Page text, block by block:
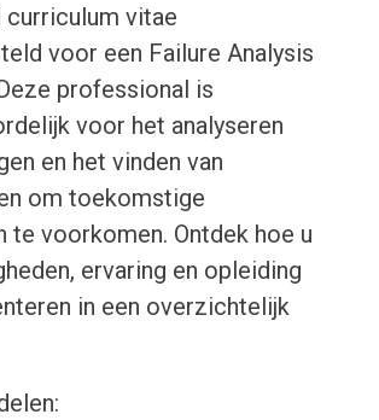
vitae
voor een Failure Analysis
professional is
voor het analyseren
en het vinden van
om toekomstige
te voorkomen. Ontdek hoe u
ervaring en opleiding
in een overzichtelijk